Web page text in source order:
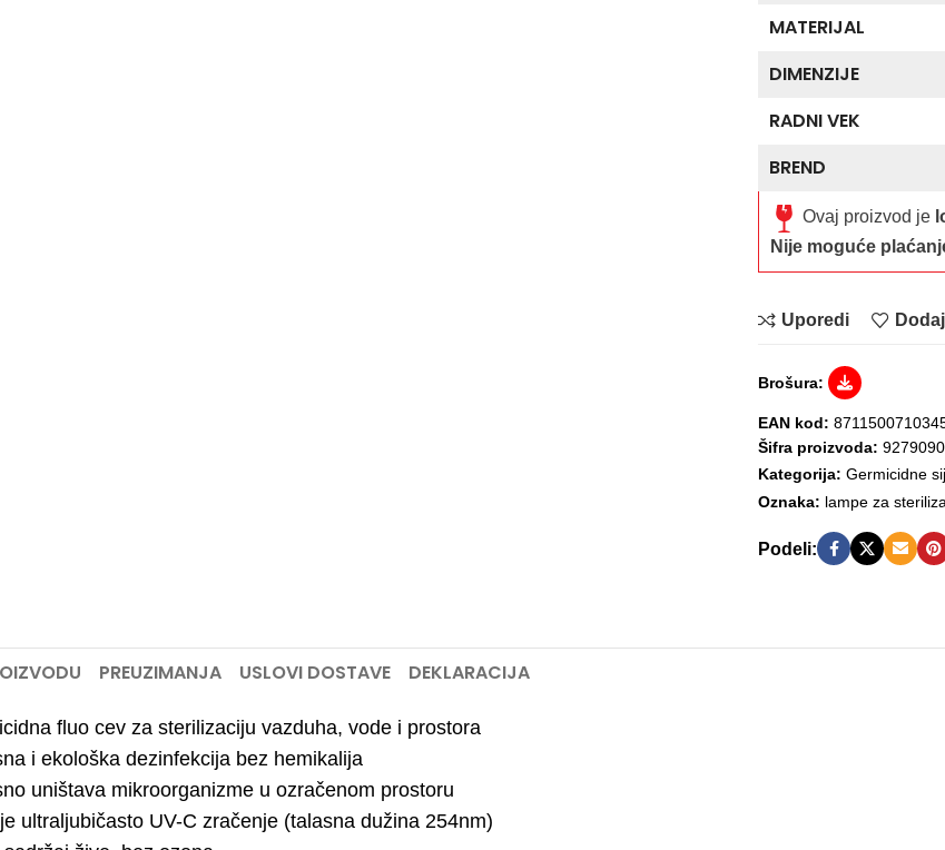
MATERIJAL
DIMENZIJE
RADNI VEK
BREND
Ovaj proizvod je
Nije moguće
Uporedi
Brošura:
EAN kod:
Šifra proizvoda:
Kategorija: Germicidne
Oznaka: lampe za
Podeli:
PREUZIMANJA USLOVI DOSTAVE DEKLARACIJA
fluo cev za sterilizaciju vazduha, vode i prostora
i ekološka dezinfekcija bez hemikalija
uništava mikroorganizme u ozračenom prostoru
ultraljubičasto UV-C zračenje (talasna dužina 254nm)